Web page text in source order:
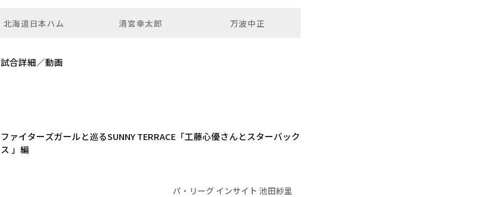
北海道日本ハム 清宮幸太郎 万波中正
試合詳細／動画
ファイターズガールと巡るSUNNY TERRACE「工藤心優さんとスターバック
ス 」編
パ・リーグ インサイト 池田紗里